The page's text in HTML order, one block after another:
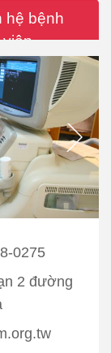
hệ bệnh
viện
0275
2 đường